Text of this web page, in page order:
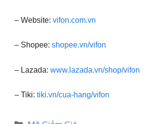
– Website: vifon.com.vn
– Shopee: shopee.vn/vifon
– Lazada: www.lazada.vn/shop/vifon
– Tiki: tiki.vn/cua-hang/vifon